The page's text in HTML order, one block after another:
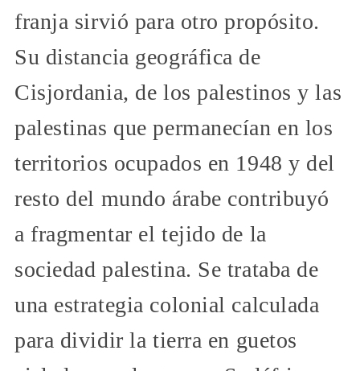
franja sirvió para otro propósito.
Su distancia geográfica de
Cisjordania, de los palestinos y las
palestinas que permanecían en los
territorios ocupados en 1948 y del
resto del mundo árabe contribuyó
a fragmentar el tejido de la
sociedad palestina. Se trataba de
una estrategia colonial calculada
para dividir la tierra en guetos